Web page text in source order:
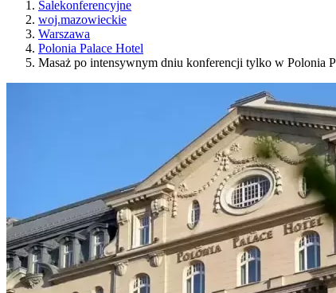
Salekonferencyjne
woj.mazowieckie
Warszawa
Polonia Palace Hotel
Masaż po intensywnym dniu konferencji tylko w Polonia